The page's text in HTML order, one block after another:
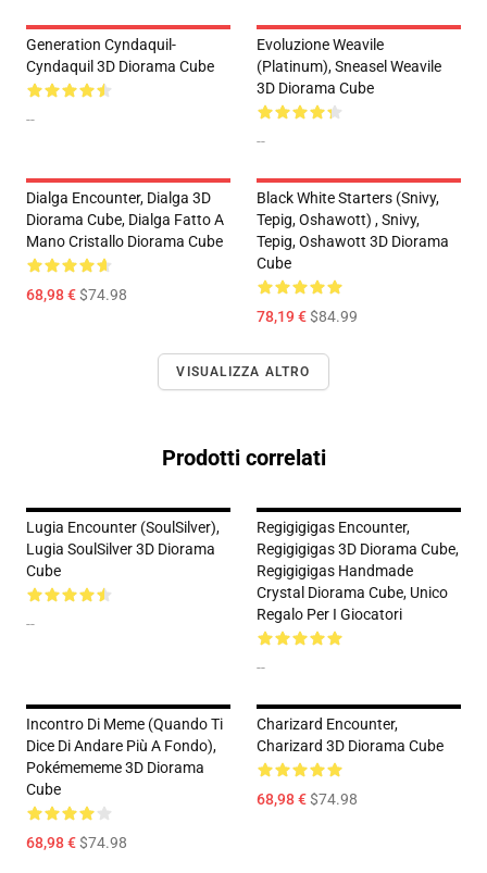
Generation Cyndaquil-
Cyndaquil 3D Diorama Cube
--
Evoluzione Weavile
(Platinum), Sneasel Weavile
3D Diorama Cube
--
Dialga Encounter, Dialga 3D
Diorama Cube, Dialga Fatto A
Mano Cristallo Diorama Cube
68,98 €$74.98
Black White Starters (Snivy,
Tepig, Oshawott) , Snivy,
Tepig, Oshawott 3D Diorama
Cube
78,19 €$84.99
VISUALIZZA ALTRO
Prodotti correlati
Lugia Encounter (SoulSilver),
Lugia SoulSilver 3D Diorama
Cube
--
Regigigigas Encounter,
Regigigigas 3D Diorama Cube,
Regigigigas Handmade
Crystal Diorama Cube, Unico
Regalo Per I Giocatori
--
Incontro Di Meme (Quando Ti
Dice Di Andare Più A Fondo),
Pokémememe 3D Diorama
Cube
68,98 €$74.98
Charizard Encounter,
Charizard 3D Diorama Cube
68,98 €$74.98